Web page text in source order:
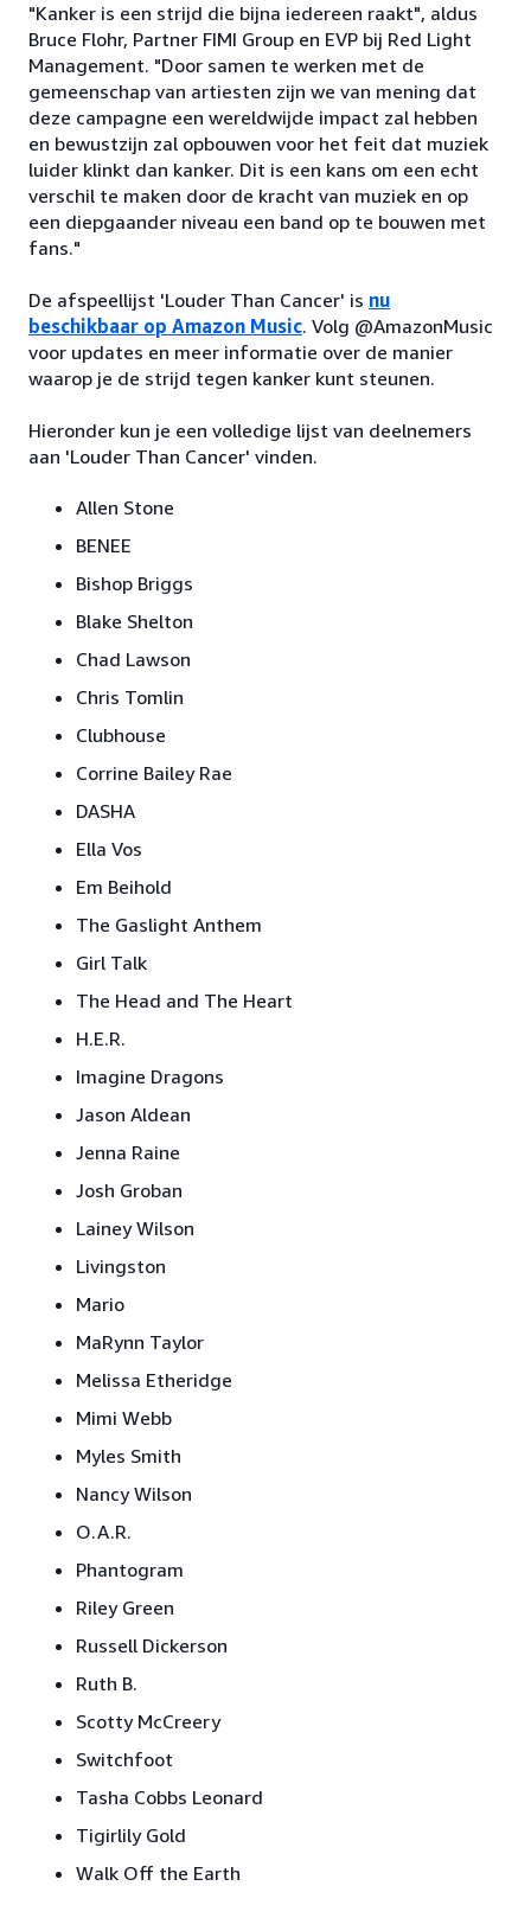
"Kanker is een strijd die bijna iedereen raakt", aldus
Bruce Flohr, Partner FIMI Group en EVP bij Red Light
Management. "Door samen te werken met de
gemeenschap van artiesten zijn we van mening dat
deze campagne een wereldwijde impact zal hebben
en bewustzijn zal opbouwen voor het feit dat muziek
luider klinkt dan kanker. Dit is een kans om een echt
verschil te maken door de kracht van muziek en op
een diepgaander niveau een band op te bouwen met
fans."
De afspeellijst 'Louder Than Cancer' is nu
beschikbaar op Amazon Music. Volg @AmazonMusic
voor updates en meer informatie over de manier
waarop je de strijd tegen kanker kunt steunen.
Hieronder kun je een volledige lijst van deelnemers
aan 'Louder Than Cancer' vinden.
Allen Stone
BENEE
Bishop Briggs
Blake Shelton
Chad Lawson
Chris Tomlin
Clubhouse
Corrine Bailey Rae
DASHA
Ella Vos
Em Beihold
The Gaslight Anthem
Girl Talk
The Head and The Heart
H.E.R.
Imagine Dragons
Jason Aldean
Jenna Raine
Josh Groban
Lainey Wilson
Livingston
Mario
MaRynn Taylor
Melissa Etheridge
Mimi Webb
Myles Smith
Nancy Wilson
O.A.R.
Phantogram
Riley Green
Russell Dickerson
Ruth B.
Scotty McCreery
Switchfoot
Tasha Cobbs Leonard
Tigirlily Gold
Walk Off the Earth